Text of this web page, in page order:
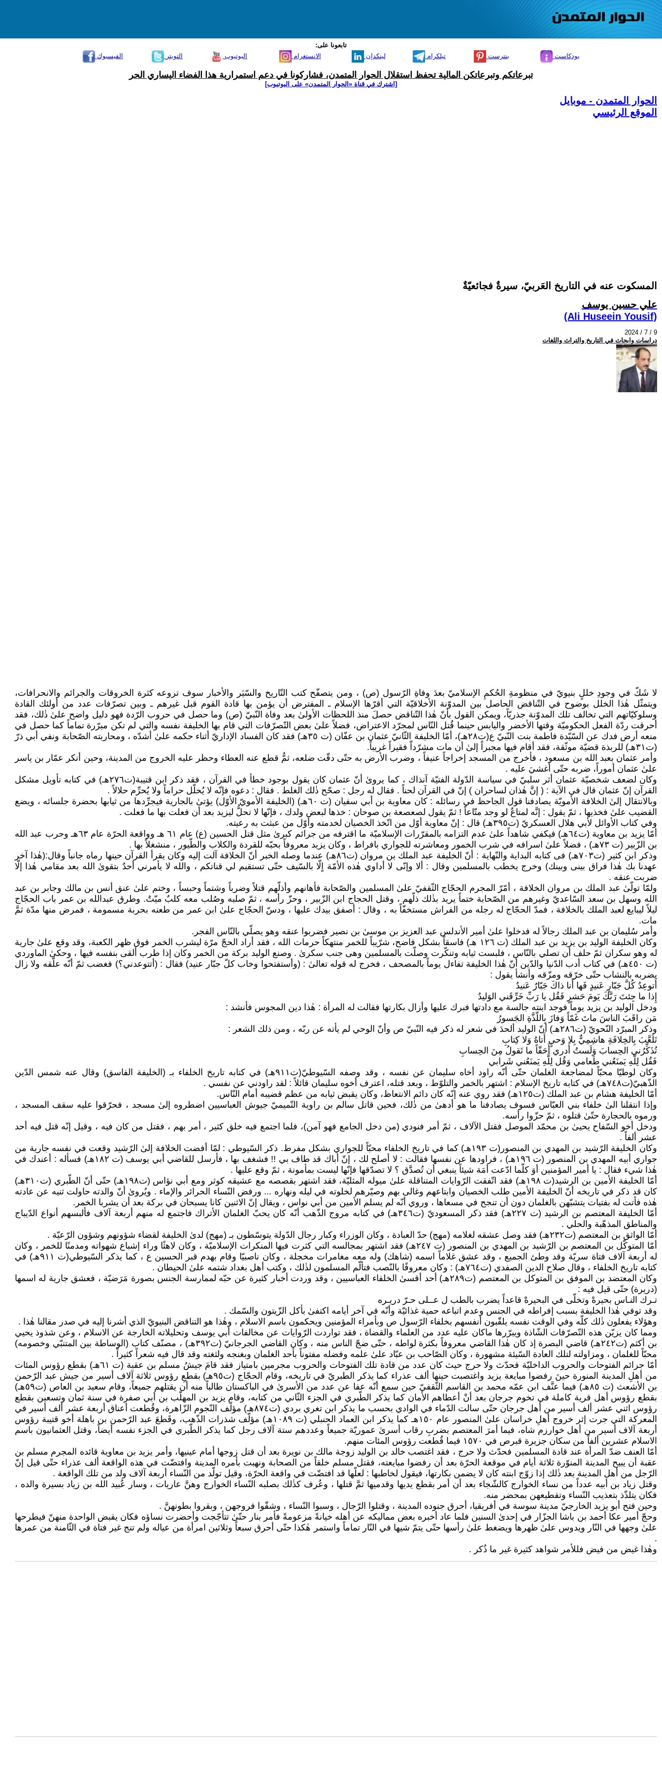
تابعونا على:
الفيسبوك
التويتر اليوتيوب الانستغرام لينكدإن تيلكرام بنترست بودكاست
تبرعاتكم وتبرعاتكن المالية تحفظ استقلال الحوار المتمدن، فشاركونا في دعم استمرارية هذا الفضاء اليساري الحر
[اشترك في قناة ‫«الحوار المتمدن» على اليوتيوب]
الحوار المتمدن - موبايل
الموقع الرئيسي
المسكوت عنه في التاريخ العَربيّ، سيرةٌ فجائعيّةٌ
علي حسين يوسف
(Ali Huseein Yousif)
2024 / 7 / 9
دراسات وابحاث في التاريخ والتراث واللغات
لا شَكّ في وجودِ خللٍ بنيويّ في منظومةِ الحُكمِ الإسلاميّ بعدَ وفاةِ الرّسول (ص) ، ومن يتصفّح كتب التّاريخ والسّيَر والأخبار سوف تروعه كثرة الخروقات والجرائم والانحرافات،
ويتمثّل هٰذا الخلل بوضوح في التّناقض الحاصل بين المدوّنة الأخلاقيّة التي أقرّها الإسلام ـ المفترض أن يؤمن بها قادة القوم قبل غيرهم ـ وبين تصرّفات عدد من أولئك القادة
وسلوكيّاتهم التي تخالف تلك المدوّنة جذريّاً، ويمكن القول بأنّ هٰذا التّناقض حصلَ منذ اللحظات الأولىٰ بعد وفاة النّبيّ (ص) وما حصل في حروب الرّدة فهو دليل واضح علىٰ ذٰلك، فقد
أحرقت ردّة الفعل الحكوميّة وقتها الأخضر واليابس حينما قُتل النّاس لمجرّد الاعتراض، فضلاً علىٰ بعض التّصرّفات التي قام بها الخليفة نفسه والتي لم تكن مبرّرة تماماً كما حصل في
منعه أرض فدك عن السّيّدة فاطمة بنت النّبيّ ع(ت٢٨هـ)، أمّا الخليفة الثّانيّ عثمان بن عفّان (ت ٣٥هـ) فقد كان الفساد الإداريّ أثناء حكمه علىٰ أشدّه ، ومحاربته الصّحابة ونفي أبي ذرّ
(ت٣١هـ) للربذة قضيّة موثّقة، فقد أقام فيها مجبراً إلىٰ أن مات مشرّداّ فقيراً غريباً.
وأمر عثمان بعبد الله بن مسعود ، فأخرج من المسجد إخراجاً عنيفاً ، وضرب الأرض به حتّى دقّت ضلعه، ثمُّ قطع عنه العطاء وحظر عليه الخروج من المدينة، وحين أنکر عمّار بن یاسر
علىٰ عثمان أموراً، ضربه حتّى أغشيَ عليه .
وكان لضعف شخصيّة عثمان أثر سلبيّ في سياسة الدّولة الفتيّة آنذاك ، كما يروىٰ أنّ عثمان كان يقول بوجود خطأ في القرآن ، فقد ذكر ابن قتيبة(ت٢٧٦هـ) في كتابه تأويل مشكل
القرآن إنّ عثمان قال في الآية : ( إنَّ هٰذان لساحران ) إنّ في القرآن لحناً . فقال له رجل : صحّح ذٰلك الغلط . فقال : دعوه فإنّه لا يُحلّل حراماً ولا يُحرِّم حلالاً .
وبالانتقال إلىٰ الخلافة الأمويّة يصادفنا قول الجاحظ في رسائله : كان معاوية بن أبي سفيان (ت ٦٠هـ) (الخليفة الأمويّ الأوّل) يؤتىٰ بالجارية فيجرِّدها من ثيابها بحضرة جلسائه ، ويضع
القضيب علىٰ فخذيها ، ثمّ يقول : إنَّه لمتاعٌ لو وجد متّاعاً ! ثمّ يقول لصعصعة بن صوحان : خذها لبعض ولدك ، فإنّها لا تحلُّ ليزيد بعد أن فعلت بها ما فعلت .
وفي كتاب الأوائل لأبي هلال العسكريّ (ت٣٩٥هـ) قال : إنّ معاوية أوّل من اتّخذ الخصيان لخدمته وأوّل من عبثت به رعيته.
أمّا يزيد بن معاوية (ت٦٤هـ) فيكفي شاهداً علىٰ عدم التزامه بالمقرّرات الإسلاميّة ما اقترفه من جرائم كبرىٰ مثل قتل الحسين (ع) عام ٦١ هـ وواقعة الحرّة عام ٦٣هـ وحرب عبد الله
بن الزّبير (ت ٧٣هـ) ، فضلاً علىٰ اسرافه في شرب الخمور ومعاشرته للجواري بافراط ، وكان يزيد معروفاً بحبّه للقردة والكلاب والطّيور ، منشغلاً بها .
وذكر ابن كثير (ت٧٠٣هـ) فى كتابه البداية والنّهاية : أنّ الخليفة عبد الملك بن مروان (ت٨٦هـ) عندما وصله الخبر أنّ الخلافة آلت إليه وكان يقرأ القرآن حينها رماه جانباً وقال:(هٰذا آخر
عهدنا بك هٰذا فراق بينى وبينك) وخرج يخطب بالمسلمين وقال : ألا وإنّى لا أداوي هٰذه الأمّة اٍلّا بالسّيف حتّى تستقيم لي قناتكم ، والله لا يأمرني أحدٌ بتقوىٰ الله بعد مقامي هٰذا إلّا
ضربت عنقه .
ولمّا تولّیٰ عبد الملك بن مروان الخلافة ، أمّرّ المجرم الحجّاج الثّقفيّ علىٰ المسلمين والصّحابة فأهانهم وأذلّهم قتلاً وضرباً وشتماً وحبساً ، وختم علىٰ عنق أنس بن مالك وجابر بن عبد
الله وسهل بن سعد السّاعديّ وغيرهم من الصّحابة ختماً يريد بذٰلك ذلّهم ، وقتل الحجاج ابن الزّبير ، وحزّ رأسه ، ثمّ صلبه وصُلب معه کلبٌ ميّتٌ. وطرق عبدالله بن عمر باب الحجّاج
ليلاً ليبایع لعبد الملك بالخلافة ، فمدّ الحجّاج له رجله من الفراش مستخفّاً به ، وقال : أصفق بيدك عليها ، ودسّ الحجّاج علیٰ ابن عمر من طعنه بحربة مسمومة ، فمرض منها مدّة ثمَّ
مات.
وأمر سُلیمان بن عبد الملك رجالاً له فدخلوا علىٰ أمیر الأندلس عبد العزيز بن موسیٰ بن نصیر فضربوا عنقه وهو يصلّي بالنّاس الفجر.
وكان الخليفة الوليد بن يزيد بن عبد الملك (ت ١٢٦ هـ) فاسقاً بشكل فاضح، شرّيباً للخمر منتهكاً حرمات الله ، فقد أراد الحجّ مرّة ليشرب الخمر فوق ظهر الكعبة، وقد وقع علىٰ جارية
له وهو سكران ثمّ حلف أن تصلي بالنّاس ، فلبست ثيابه وتنكّرت وصلّت بالمسلمين وهى جنب سكرىٰ . وصنع الوليد بركة من الخمر وكان إذا طرب ألقى بنفسه فيها ، وحكىٰ الماوردي
(ت ٤٥٠هـ) في كتاب أدب الدّنيا والدّين أنّ هٰذا الخليفة تفاءل يوماً بالمصحف ، فخرج له قوله تعالىٰ : (وأستفتحوا وخاب كلّ جبّار عنيد) فقال‏ :‏ (أتتوعدني؟) فغضب ثمّ أنّه علّقه ولا زال
يضربه بالنشاب حتّى خرّقه ومزّقه وأنشأ يقول :
أَتوعِدُ كُلَّ جَبّارٍ عَنيدٍ فَها أَنا ذاكَ جَبّارٌ عَنيدُ
إِذا ما جِئتَ رَبَّكَ يَومَ حَشرٍ فَقُل يا رَبِّ خَرِّقَني الوَليدُ
ودخل الوليد بن يزيد يوماً فوجد ابنته جالسة مع دادتها فبرك عليها وأزال بكارتها فقالت له المرأة :‏ هٰذا دين المجوس فأنشد‏ :‏
مَن راقَبَ الناسَ ماتَ غَمّاً وَفازَ بِاللّذَّةِ الجَسورُ
وذكر المبرّد النّحويّ (ت٢٨٦هـ) أنّ الوليد ألحدَ في شعر له ذكر فيه النّبيّ ص وأنّ الوحي لم يأته عن ربّه ، ومن ذلك الشعر :
تَلَعَّبَ بِالخِلافَةِ هاشِمِيٌّ بِلا وَحيٍ أَتاهُ وَلا كِتابِ
تُذَكِّرُني الحِسابَ وَلَستُ أَدري أَحَقّاً ما تَقولُ مِنَ الحِسابِ
فَقُل لِلَّهِ يَمنَعُني طَعامي وَقُل لِلَّهِ يَمنَعُني شَرابي
وكان لوطيّا محبّاً لمضاجعة الغلمان حتّى أنّه راود أخاه سليمان عن نفسه ، وقد وصفه السّيوطيّ(ت٩١١هـ) في كتابه تاريخ الخلفاء بـ (الخليفة الفاسق) وقال عنه شمس الدّين
الذّهبيّ(ت٧٤٨هـ) في كتابه تاريخ الإسلام : اشتهر بالخمر والتلوّط ، وبعد قتله، اعترف أخوه سليمان قائلاً : لقد راودني عن نفسي .
أمّا الخليفة هشام بن عبد الملك (ت١٢٥هـ) فقد روي عنه إنّه كان دائم الانتعاظ، وكان يقبض ثيابه من عظم قضيبه أمام النّاس.
وإذا انتقلنا الىٰ خلفاء بني العبّاس فسوف يصادفنا ما هو أدهىٰ من ذٰلك، فحين قاتل سالم بن راوية التّميميّ جيوش العباسيين اضطروه إلىٰ مسجد ، فحرّقوا عليه سقف المسجد ،
ورموه بالحجارة حتّىٰ قتلوه ، ثمّ حزّوا رأسه.
ودخل أخو السّفاح يحییٰ بن محمّد الموصل فقتل الآلاف ، ثمّ أمر فنودي (من دخل الجامع فهو آمن)، فلما اجتمع فيه خلق کثیر ، أمر بهم ، فقتل من كان فيه ، وقيل إنّه قتل فيه أحد
عشر ألفاً .
وكان الخليفة الرّشيد بن المهدي بن المنصور(ت ١٩٣هـ) كما في تاريخ الخلفاء محبّاً للجواري بشكل مفرط. ذكر السّيوطي : لمّا أفضت الخلافة إلىٰ الرّشيد وقعت في نفسه جارية من
جواري أبيه المهدي بن المنصور (ت ١٩٦هـ) ، فراودها عن نفسها فقالت : لا أصلح لك ، إنّ أباك قد طاف بي !! فشغف بها ، فأرسل للقاضي أبي يوسف (ت ١٨٢هـ) فسأله : أعندك في
هٰذا شيء فقال : يا أمير المؤمنين أوَ كلّما ادّعت أمَة شيئاً ينبغي أن تُصدَّق ؟ لا تصدّقها فإنّها ليست بمأمونة ، ثمّ وقع عليها .
أمّا الخليفة الأمين بن الرشيد(ت ١٩٨هـ) فقد اتّفقت الرّوايات المتناقلة علىٰ ميوله المثليّة، فقد اشتهر بقصصه مع عشيقه كوثر ومع أبي نؤاس (ت١٩٨هـ) حتّى أنّ الطّبري (ت٣١٠هـ)
كان قد ذكر في تاريخه أنّ الخليفة الأمين طلب الخصيان وابتاعهم وغالى بهم وصيّرهم لخلوته في ليله ونهاره ... ورفض النّساء الحرائر والإماء . ويُروىٰ أنّ والدته حاولت ثنيه عن عادته
هٰذه فأتت له بفتيات يتشبّهن بالغلمان دون أن تنجح في مسعاها ، وروي أنّه لم يسلم الأمين من أبي نواس ، ويقال إنّ الاثنين كانا يسبحان في بركة بعد أن يشربا الخمر.
أمّا الخليفة المعتصم بن الرشيد (ت ٢٢٧هـ) فقد ذكر المسعوديّ (ت٣٤٦هـ) في كتابه مروج الذّهب أنّه كان يحبّ الغلمان الأتراك فاجتمع له منهم أربعة آلاف فألبسهم أنواع الدّيباج
والمناطق المذهّبة والحلي .
أمّا الواثق بن المعتصم (ت٢٣٢هـ) فقد وصل عشقه لغلامه (مهج) حدّ العبادة ، وكان الوزراء وكبار رجال الدّولة يتوسّطون بـ (مهج) لدىٰ الخليفة لقضاء شؤونهم وشؤون الرّعيّة .
أمّا المتوكّل بن المعتصم بن الرّشيد بن المهدي بن المنصور (ت ٢٤٧هـ) فقد اشتهر بمجالسه التي كثرت فيها المنكرات الإسلاميّة ، وكان لاهثًا وراء إشباع شهواته ومدمنًا للخمر ، وكان
له أربعة آلاف فتاة سريّة وقد وطئ الجميع ، وقد عشق غلاماً اسمه (شاهك) وله معه مغامرات مخجلة ، وكان ناصبيّا وقام بهدم قبر الحسين ع ، كما يذكر السّيوطي(ت ٩١١هـ) في
كتابه تاريخ الخلفاء ، وقال صلاح الدين الصفدي (ت٧٦٤هـ) : وكان معروفًا بالنّصب فتألّم المسلمون لذٰلك ، وكتب أهل بغداد شتمه علىٰ الحيطان .
وكان المعتضد بن الموفق بن المتوكل بن المعتصم (ت٢٨٩هـ) أحد أقسىٰ الخلفاء العباسيين ، وقد وردت أخبار كثيرة عن حبّه لممارسة الجنس بصورة مَرَضيّة ، فعشق جارية له اسمها
(دريرة) حتّى قيل فيه :
تـرك النـاس بحيرهْ وتخلّى في البحيرهْ قاعداً يضرب بالطب ل عــلى حـرّ دريـره
وقد توفي هٰذا الخليفة بسبب إفراطه في الجنس وعدم اتباعه حمية غذائيّة وأنّه في آخر أيامه اكتفىٰ بأكل الزّيتون والسّمك .
وهؤلاء يفعلون ذٰلك كلّه وفي الوقت نفسه يلقّبون أنفسهم بخلفاء الرّسول ص وبأمراء المؤمنين ويحكمون باسم الاسلام ، وهٰذا هو التناقض البنيويّ الذي أشرنا إليه في صدر مقالنا هٰذا .
ومما كان يزيّن هذه التّصرّفات الشّاذة ويبرّرها ماكان عليه عدد من العلماء والقضاة ، فقد تواردت الرّوايات عن مخالفات أبي يوسف وتحليلاته الخارجة عن الاسلام ، وعن شذوذ يحيي
بن أكثم (ت٢٤٢هـ) قاضي البصرة إذ كان هٰذا القاضي معروفاً بكثرة لواطه ، حتّى ضجّ الناس منه ، وكان القاضي الجرجانيّ (ت٣٩٢هـ) ، مصنّف كتاب (الوساطة بين المتنبّي وخصومه)
محبّاً للغلمان ، ومزاولته لتلك العادة السّيئة مشهورة ، وكان الصّاحب بن عبّاد علىٰ علمه وفضله مفتوناً بأحد الغلمان وبغنجه ولثغته وقد قال فيه شعراً كثيراً .
أمّا جرائم الفتوحات والحروب الداخليّة فحدّث ولا حرج حيث كان عدد من قادة تلك الفتوحات والحروب مجرمين بامتياز فقد قامَ جيشُ مسلم بن عقبة (ت ٦١هـ) بقطع رؤوس المئات
من أهلِ المدينة المنورة حينَ رفضوا مبايعة يزيد واغتصبت حينها ألف عذراء كما يذكر الطبريّ في تاريخه، وقام الحجّاج (ت٩٥هـ) بقطعِ رؤوس ثلاثة آلاف أسير من جيش عبد الرّحمن
بن الأشعث (ت ٨٥هـ) فيما عنَّف ابن عمّه محمد بن القاسم الثّقفيّ حين سمع أنّه عفا عن عدد من الأسرىٰ في الباكستان طالباً منه أن يقتلهم جميعاً، وقام سعيد بن العاص (ت٥٩هـ)
بقطع رؤوس أهل قرية كاملة في تخوم جرجان بعد أنْ أعطاهم الأمان كما يذكر الطّبري في الجزء الثّاني من كتابه، وقام يزيد بن المهلّب بن أبي صفرة في سنة ثمان وتسعين بقطع
رؤوس اثني عشر ألف أسير من أهل جرجان حتّى سالت الدّماء في الوادي بحسب ما يذكر ابن تغري بردي (ت٨٧٤هـ) مؤلّف النّجوم الزّاهرة، وقُطعت أعناق أربعة عشر ألف أسير في
المعركة التي جرت إثر خروج أهلِ خراسان علىٰ المنصور عام ١٥٠هـ كما يذكر ابن العماد الحنبلي (ت ١٠٨٩هـ) مؤلّف شذرات الذّهب، وقَطعَ عبد الرّحمن بن باهلة أخو قتيبة رؤوس
أربعة آلاف أسير من أهل خوارزم شاه، فيما أمرَ المعتصم بضربِ رقاب أسرىٰ عموريّة جميعاً وعددهم ستة آلاف رجل كما يذكر الطّبري في الجزء نفسه أيضاً، وقتل العثمانيون باسم
الاسلام عشرين ألفاً من سكان جزيرة قبرص في ١٥٧٠ فيما قُطعت رؤوس المئات منهم.
أمّا العنف ضدّ المرأة عند قادة المسلمين فحدّث ولا حرج ، فقد اغتصب خالد بن الوليد زوجة مالك بن نويرة بعد أن قتل زوجها أمام عينيها، وأمر يزيد بن معاوية قائده المجرم مسلم بن
عقبة أن يبيح المدينة المنوّرة ثلاثة أيام في موقعة الحرّة بعد أن رفضوا مبايعته، فقتل مسلم خلقاً من الصحابة ونهبت بأمره المدينة وافتضّت في هذه الواقعة ألف عذراء حتّى قيل إنّ
الرّجل من أهل المدينة بعد ذٰلك إذا زوّج ابنته كان لا يضمن بكارتها، فيقول لخاطبها : لعلّها قد افتضّت في واقعة الحرّة، وقيل تولّد من النّساء أربعة آلاف ولد من تلك الواقعة .
وقتل زیاد بن أبيه عدداً من نساء الخوارج كالشّجاء بعد أن أمر بقطع يدیها وقدميها ثمَّ قتلها ، وعُرف كذٰلك بصلبه النّساء الخوارج وهنَّ عاريات ، وسار عُبید الله بن زیاد بسيرة والده ،
فكان يتلذّذ بتعذيب النّساء وتقطيعهن بمحضر منه.
وحين فتح أبو يزيد الخارجيّ مدينة سوسة في أفریقیا، أحرق جنوده المدينة ، وقتلوا الرّجال ، وسبوا النّساء ، وشقّوا فروجهن ، وبقروا بطونهنَّ .
وحجّ أمير عكا أحمد بن باشا الجزّار في إحدىٰ السنين فلما عاد أخبره بعض مماليكه عن أهله خيانةً مزعومةً فأمر بنار حتّىٰ تتأجّجت وأحضرت نساؤه فكان يقبض الواحدة منهنّ فيطرحها
علىٰ وجهها في النّار ويدوس علىٰ ظهرها ويضغط علىٰ رأسها حتّى يتمّ شيها في النّار تماماً واستمر هٰكذا حتّى أحرق سبعاً وثلاثين امرأة من عياله ولم تنج غیر فتاة في الثّامنة من عمرها
.
وهٰذا غيض من فيض فللأمر شواهد كثيرة غير ما ذُكر .